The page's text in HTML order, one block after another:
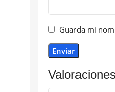
Guarda mi